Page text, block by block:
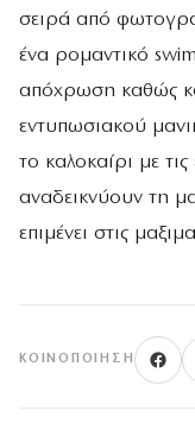
σειρά από
ένα ρομαντικό
απόχρωση καθώς
εντυπωσιακού
το καλοκαίρι με
αναδεικνύουν τη
επιμένει στις
ΚΟΙΝΟΠΟΊΗΣΗ